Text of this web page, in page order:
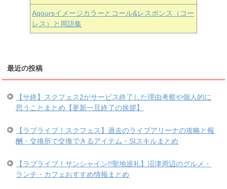
Aqoursイメージカラーとコール&レスポンス（コー
レス）と用語集
最近の投稿
【サ終】スクフェス2がサービス終了した理由考察や個人的に
思うことまとめ【更新一旦終了の挨拶】
【ラブライブ！スクフェス】過去のライブアリーナの攻略と報
酬・交換所で交換できるアイテム・SIスキルまとめ
【ラブライブ！サンシャイン!!聖地巡礼】沼津周辺のグルメ・
ランチ・カフェおすすめ情報まとめ